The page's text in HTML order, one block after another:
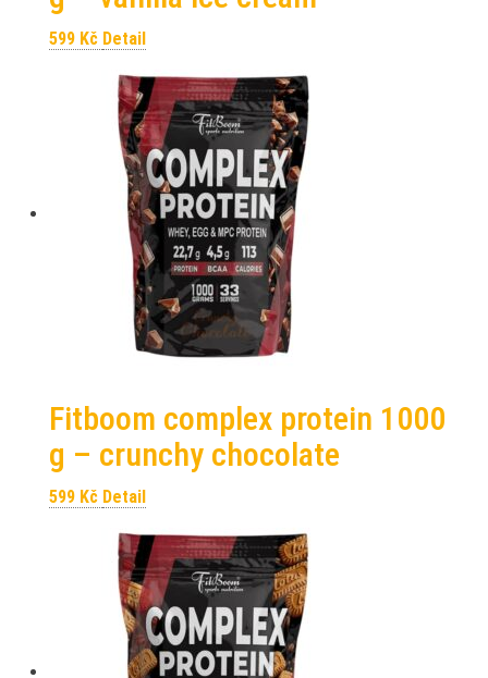
599 Kč Detail
Fitboom complex protein 1000
g – crunchy chocolate
599 Kč Detail